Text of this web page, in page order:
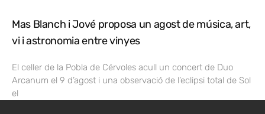
Mas Blanch i Jové proposa un agost de música, art,
vi i astronomia entre vinyes
El celler de la Pobla de Cérvoles acull un concert de Duo
Arcanum el 9 d’agost i una observació de l’eclipsi total de Sol
el